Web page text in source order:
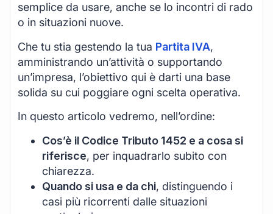
semplice da usare, anche se lo incontri di rado
o in situazioni nuove.
Che tu stia gestendo la tua Partita IVA,
amministrando un’attività o supportando
un’impresa, l’obiettivo qui è darti una base
solida su cui poggiare ogni scelta operativa.
In questo articolo vedremo, nell’ordine:
Cos’è il Codice Tributo 1452 e a cosa si
riferisce, per inquadrarlo subito con
chiarezza.
Quando si usa e da chi, distinguendo i
casi più ricorrenti dalle situazioni